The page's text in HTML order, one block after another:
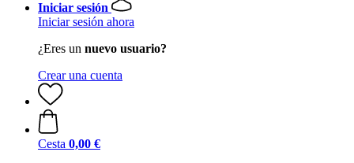
Iniciar sesión
Iniciar sesión ahora
¿Eres un nuevo usuario?
Crear una cuenta
Cesta 0,00 €